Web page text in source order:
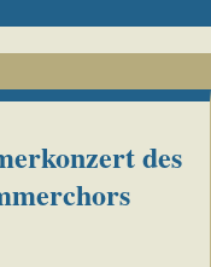
des